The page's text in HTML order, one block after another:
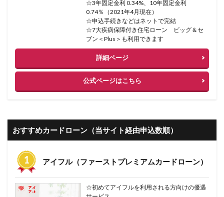
☆3年固定金利 0.34%、10年固定金利
0.74％（2021年4月現在）
☆申込手続きなどはネットで完結
☆7大疾病保障付き住宅ローン ビッグ＆セ
ブン＜Plus＞も利用できます
詳細ページ
公式ページはこちら
おすすめカードローン（当サイト経由申込数順）
アイフル（ファーストプレミアムカードローン）
☆初めてアイフルを利用される方向けの優遇